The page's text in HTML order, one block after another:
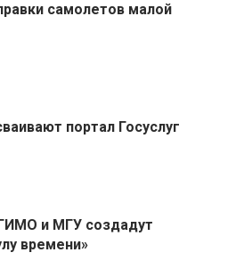
самолетов малой
портал Госуслуг
и МГУ создадут
времени»